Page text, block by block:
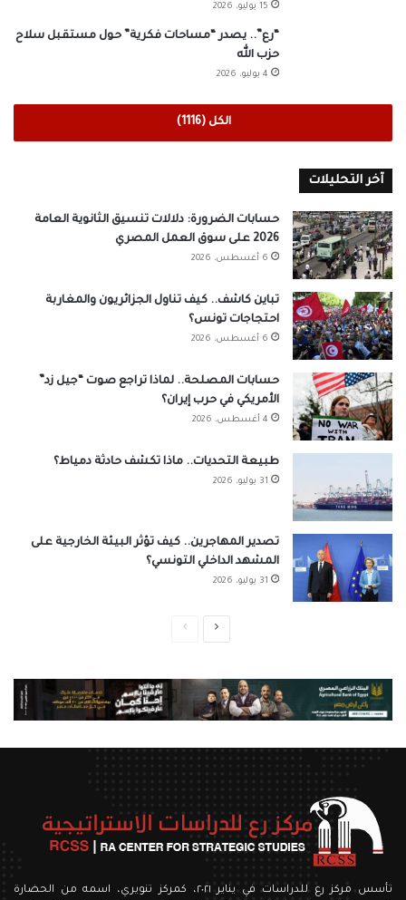
15 يوليو، 2026
“رع”.. يصدر “مساحات فكرية” حول مستقبل سلاح
حزب الله
4 يوليو، 2026
الكل (1116)
آخر التحليلات
حسابات الضرورة: دلالات تنسيق الثانوية العامة
2026 على سوق العمل المصري
6 أغسطس، 2026
تباين كاشف.. كيف تناول الجزائريون والمغاربة
احتجاجات تونس؟
6 أغسطس، 2026
حسابات المصلحة.. لماذا تراجع صوت “جيل زد”
الأمريكي في حرب إيران؟
4 أغسطس، 2026
طبيعة التحديات.. ماذا تكشف حادثة دمياط؟
31 يوليو، 2026
تصدير المهاجرين.. كيف تؤثر البيئة الخارجية على
المشهد الداخلي التونسي؟
31 يوليو، 2026
الصفحةالصفحة
تأسس مركز رع للدراسات في يناير ٢٠٢١، كمركز تنويري، اسمه من الحضارة